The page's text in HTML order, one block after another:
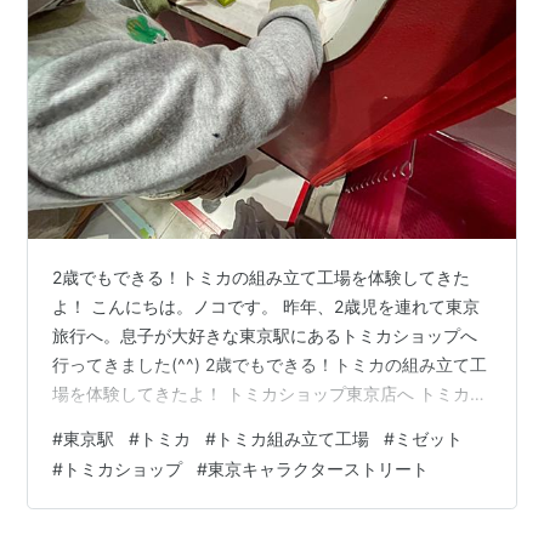
2歳でもできる！トミカの組み立て工場を体験してきた
よ！ こんにちは。ノコです。 昨年、2歳児を連れて東京
旅行へ。息子が大好きな東京駅にあるトミカショップへ
行ってきました(^^) 2歳でもできる！トミカの組み立て工
場を体験してきたよ！ トミカショップ東京店へ トミカ組
ルマッチゲーム トミカ＆トミカ商品がいっぱい！ トミカ
ショップ 東京店 へのアクセス トミカショップ東京店へ
東京駅の東京一番街・東京キャラクターストリートにあ
#東京駅 # トミカ # トミカ組み立て工場 #ミゼット
# トミカショップ #東京キャラクターストリート